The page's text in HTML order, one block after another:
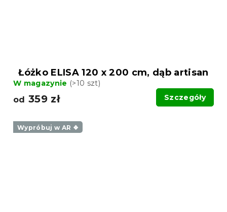
Łóżko ELISA 120 x 200 cm, dąb artisan
W magazynie (>10 szt)
od 359 zł Szczegóły
Wypróbuj w AR ❖